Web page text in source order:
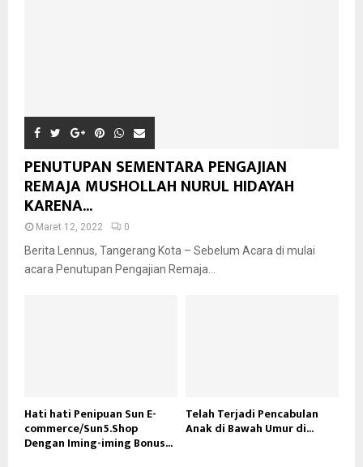
PENUTUPAN SEMENTARA PENGAJIAN
REMAJA MUSHOLLAH NURUL HIDAYAH
KARENA...
Maret 12, 2022 0
Berita Lennus, Tangerang Kota – Sebelum Acara di mulai
acara Penutupan Pengajian Remaja...
Hati hati Penipuan Sun E-
commerce/Sun5.Shop
Dengan Iming-iming Bonus...
Telah Terjadi Pencabulan
Anak di Bawah Umur di...